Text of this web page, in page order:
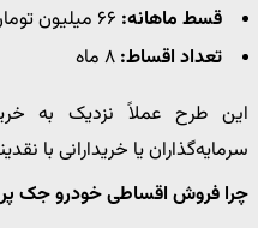
قسط ماهانه:
تعداد اقساط:
این طرح عملاً نزدیک به
سرمایه‌گذاران یا خریدارانی با
چرا فروش اقساطی خودرو جک